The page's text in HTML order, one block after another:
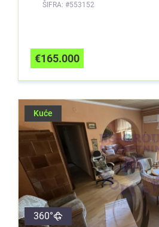
ŠIFRA: #553152
€165.000
Kuće
360°